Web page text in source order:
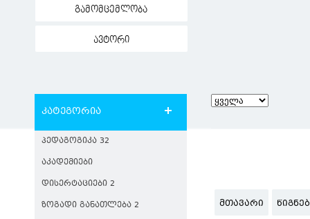
გამომცემლობა
ავტორი
კატეგორია
ᲞᲔᲓᲐᲒᲝᲒᲘᲙᲐ 32
ᲐᲙᲐᲓᲔᲛᲘᲔᲑᲘ
ᲓᲘᲡᲔᲠᲢᲐᲪᲘᲔᲑᲘ 2
ᲖᲝᲒᲐᲓᲘ ᲒᲐᲜᲐᲗᲚᲔᲑᲐ 2
ᲛᲗᲐᲕᲐᲠᲘ